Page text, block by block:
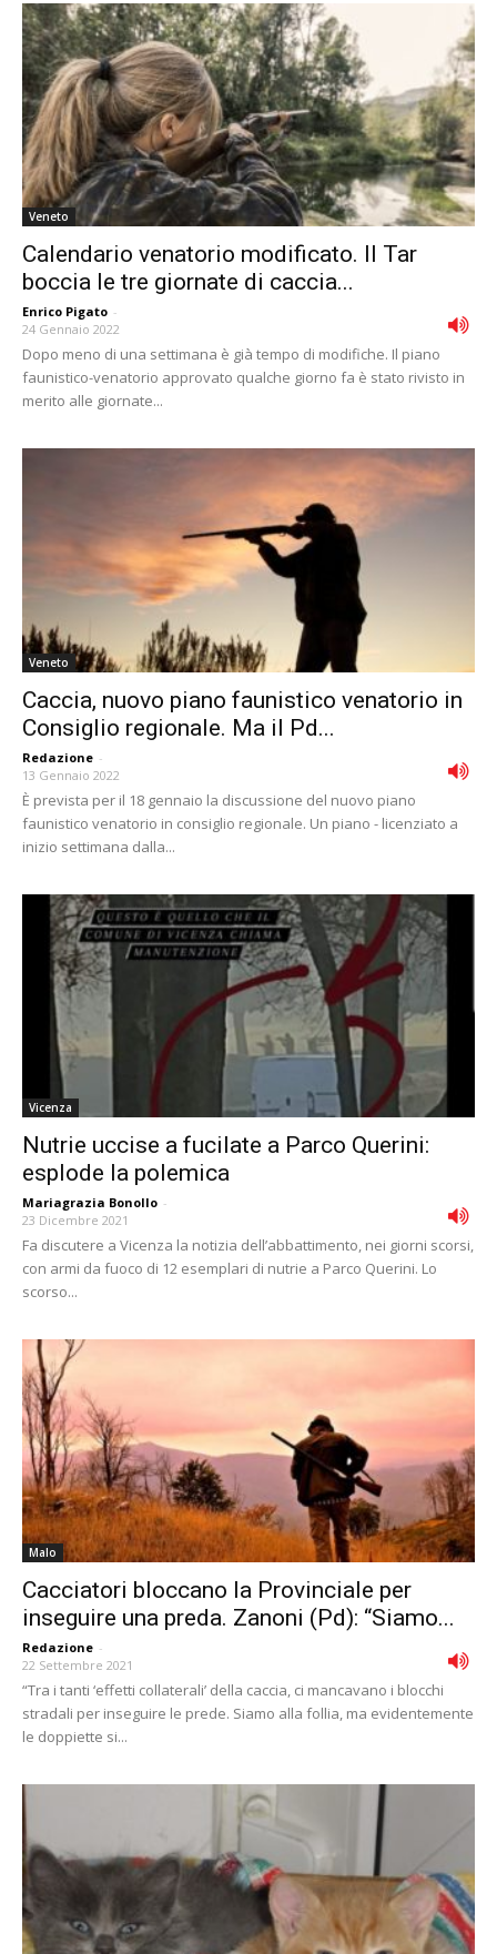
Veneto
Calendario venatorio modificato. Il Tar
boccia le tre giornate di caccia...
Enrico Pigato -
24 Gennaio 2022
Dopo meno di una settimana è già tempo di modifiche. Il piano
faunistico-venatorio approvato qualche giorno fa è stato rivisto in
merito alle giornate...
Veneto
Caccia, nuovo piano faunistico venatorio in
Consiglio regionale. Ma il Pd...
Redazione -
13 Gennaio 2022
È prevista per il 18 gennaio la discussione del nuovo piano
faunistico venatorio in consiglio regionale. Un piano - licenziato a
inizio settimana dalla...
Vicenza
Nutrie uccise a fucilate a Parco Querini:
esplode la polemica
Mariagrazia Bonollo -
23 Dicembre 2021
Fa discutere a Vicenza la notizia dell’abbattimento, nei giorni scorsi,
con armi da fuoco di 12 esemplari di nutrie a Parco Querini. Lo
scorso...
Malo
Cacciatori bloccano la Provinciale per
inseguire una preda. Zanoni (Pd): “Siamo...
Redazione -
22 Settembre 2021
“Tra i tanti ‘effetti collaterali’ della caccia, ci mancavano i blocchi
stradali per inseguire le prede. Siamo alla follia, ma evidentemente
le doppiette si...